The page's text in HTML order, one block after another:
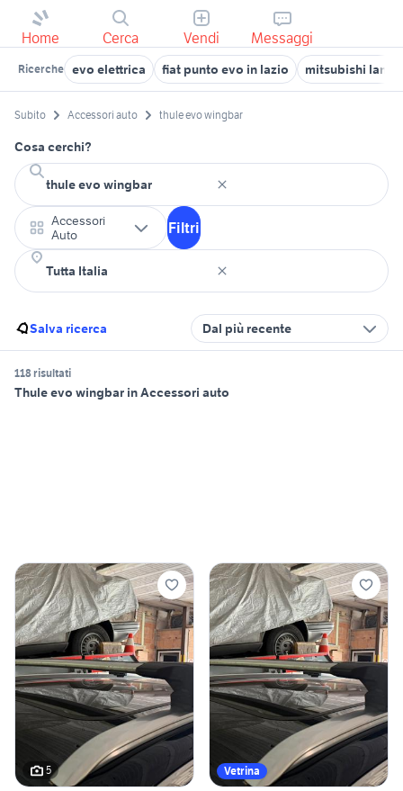
Home Cerca Vendi Messaggi
Ricerche evo elettrica fiat punto evo in lazio mitsubishi
Subito Accessori auto thule evo wingbar
Cosa cerchi?
Accessori
Auto
Filtri
Salva ricerca Dal più recente
118 risultati
Thule evo wingbar in Accessori auto
5 Vetrina